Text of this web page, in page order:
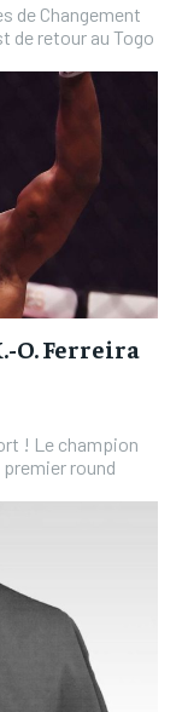
de Changement
de retour au Togo
O. Ferreira
! Le champion
premier round